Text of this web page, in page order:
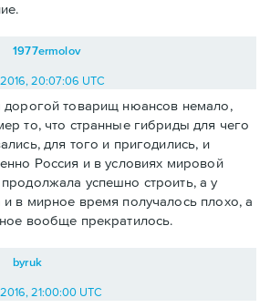
1977ermolov
2016, 20:07:06 UTC
дорогой товарищ нюансов немало,
то, что странные гибриды для чего
для того и пригодились, и
Россия и в условиях мировой
успешно строить, а у
в мирное время получалось плохо, а
вообще прекратилось.
byruk
21:00:00 UTC